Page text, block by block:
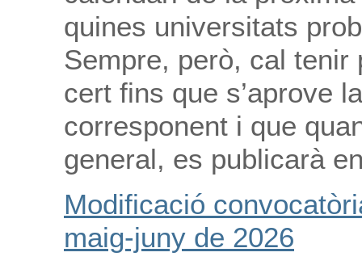
quines universitats
Sempre, però, cal tenir
cert fins que s’aprove
corresponent i que
general, es publicarà
Modificació
maig-juny de 2026